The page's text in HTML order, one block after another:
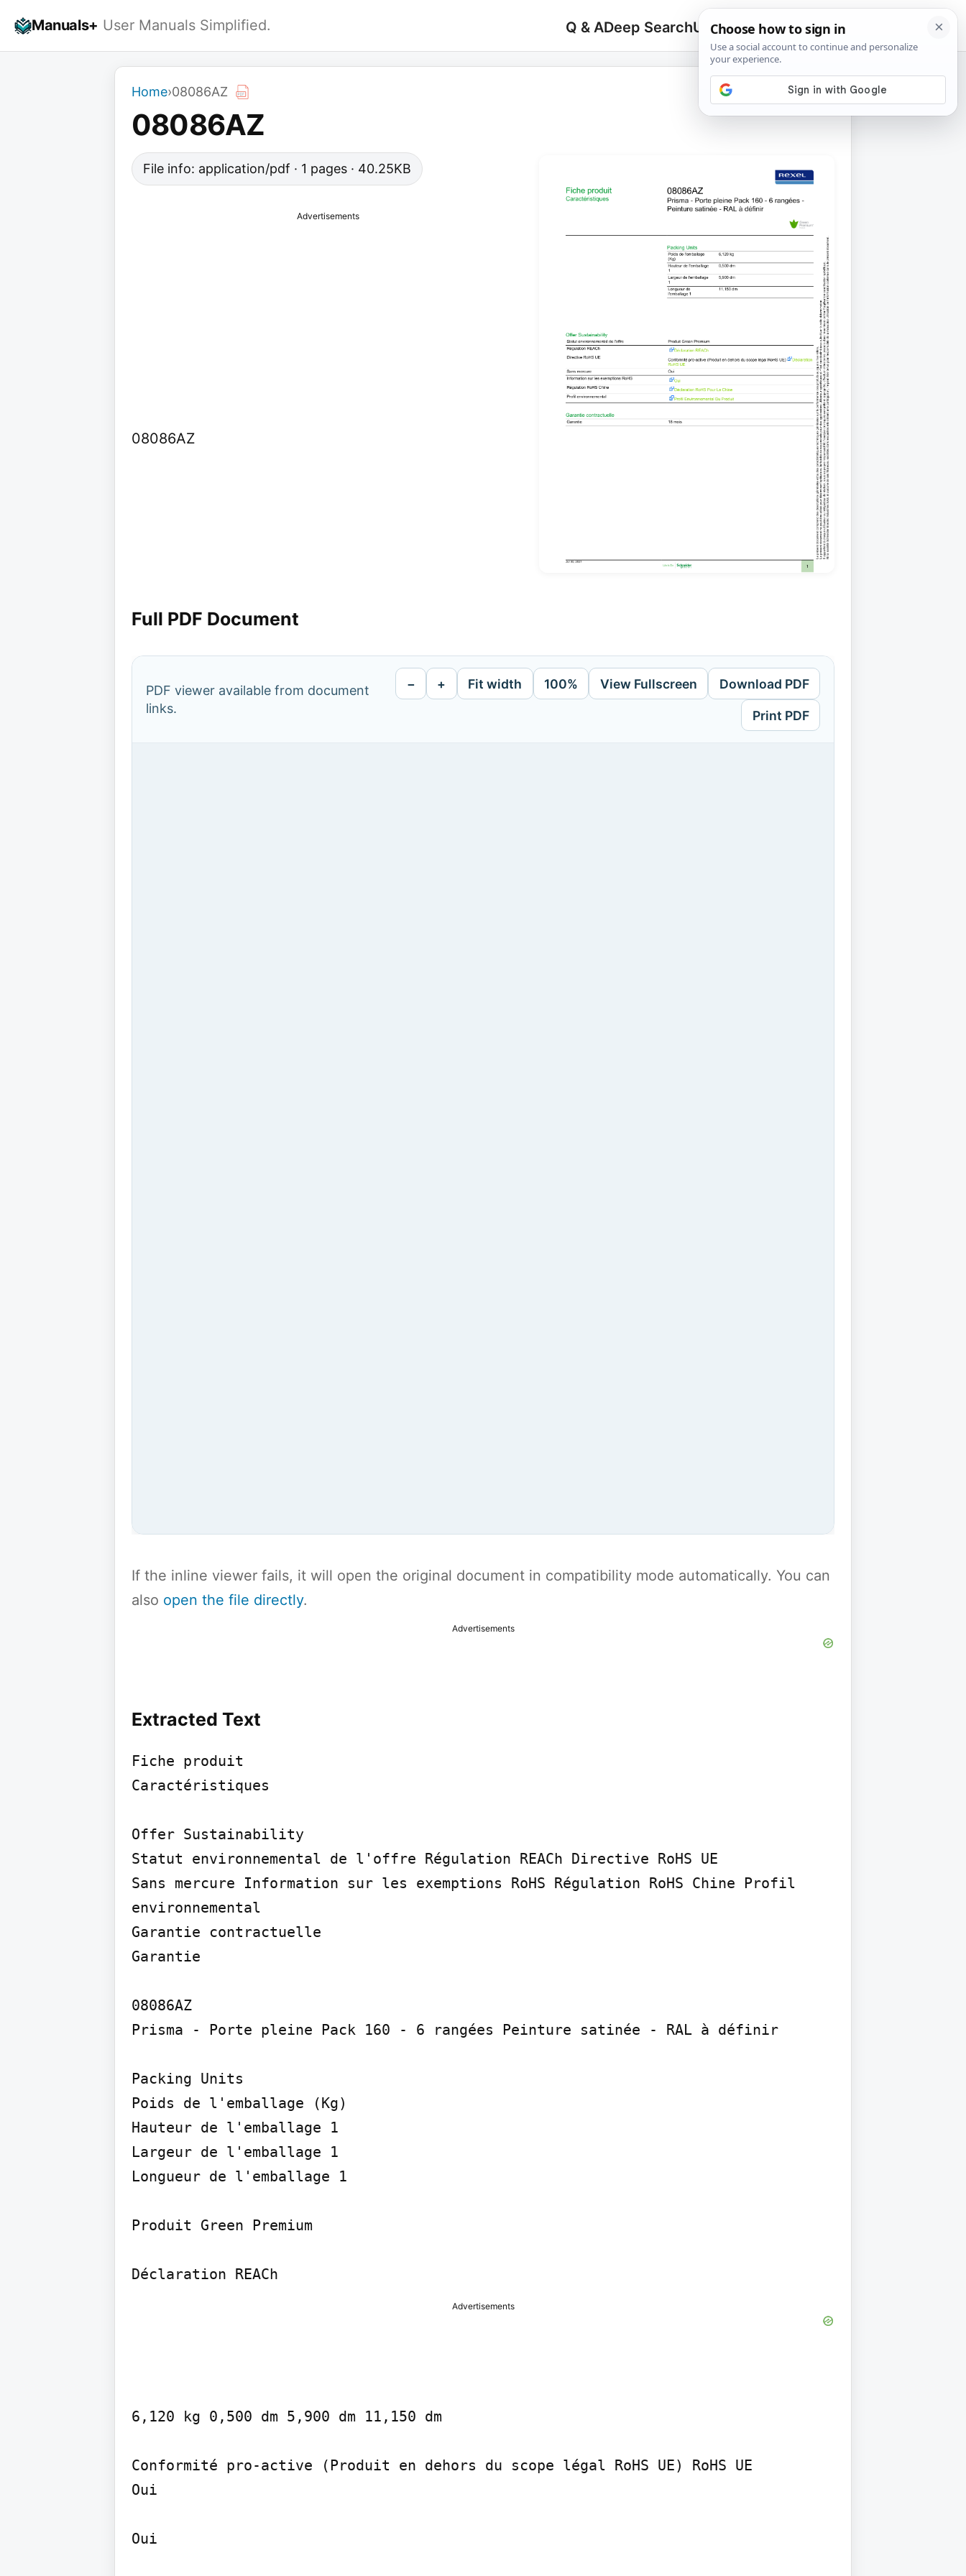
Manuals+ User Manuals Simplified. Q & ADeep SearchUpload
Search
for:
🔍
Home›08086AZ
08086AZ
File info: application/pdf · 1 pages · 40.25KB
Advertisements
08086AZ
Full PDF Document
PDF viewer available from document
links.
− + Fit width 100% View Fullscreen Download PDF
Print PDF
If the inline viewer fails, it will open the original document in compatibility mode automatically. You can
also open the file directly.
Advertisements
Extracted Text
Fiche produit
Caractéristiques
Offer Sustainability
Statut environnemental de l'offre Régulation REACh Directive RoHS UE
Sans mercure Information sur les exemptions RoHS Régulation RoHS Chine Profil
environnemental
Garantie contractuelle
Garantie
08086AZ
Prisma - Porte pleine Pack 160 - 6 rangées Peinture satinée - RAL à définir
Packing Units
Poids de l'emballage (Kg)
Hauteur de l'emballage 1
Largeur de l'emballage 1
Longueur de l'emballage 1
Produit Green Premium
Déclaration REACh
Advertisements
6,120 kg 0,500 dm 5,900 dm 11,150 dm
Conformité pro-active (Produit en dehors du scope légal RoHS UE) RoHS UE
Oui
Oui